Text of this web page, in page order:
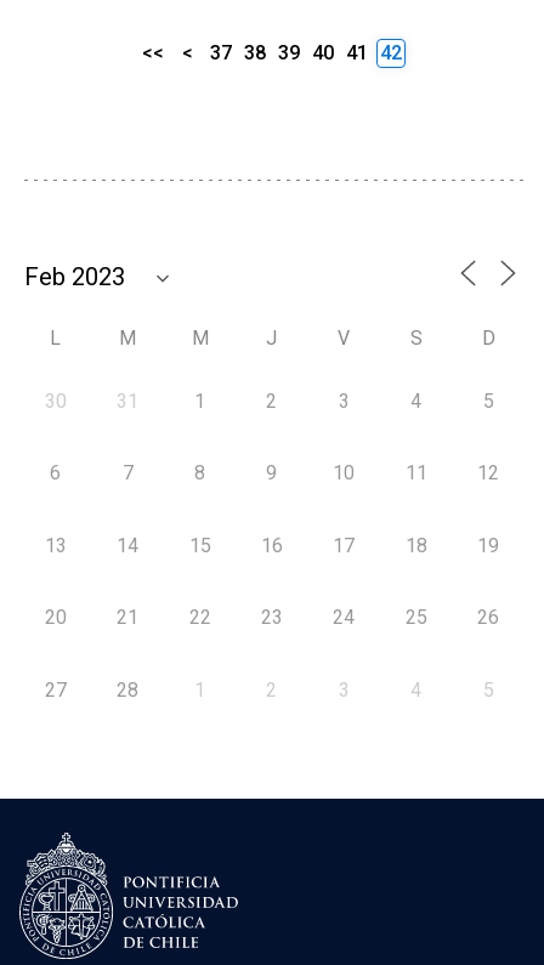
<< < 37 38 39 40 41 42
L M M J V S D
30 31 1 2 3 4 5
6 7 8 9 10 11 12
13 14 15 16 17 18 19
20 21 22 23 24 25 26
27 28 1 2 3 4 5